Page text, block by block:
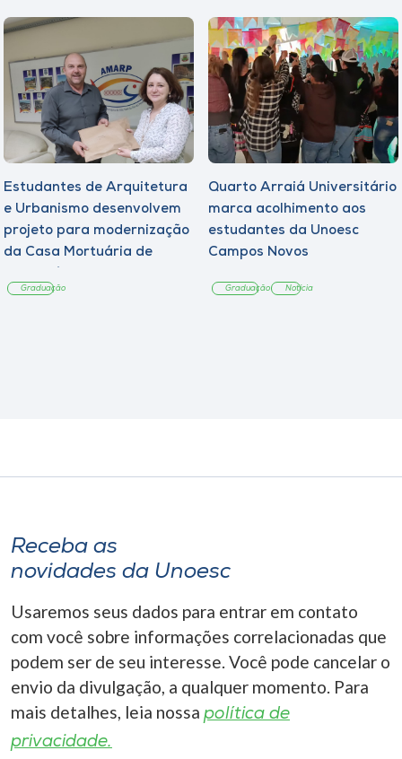
Estudantes de Arquitetura
e Urbanismo desenvolvem
projeto para modernização
da Casa Mortuária de
Graduação
Quarto Arraiá Universitário
marca acolhimento aos
estudantes da Unoesc
Campos Novos
Graduação Notícia
Receba as
novidades da Unoesc
Usaremos seus dados para entrar em contato
com você sobre informações correlacionadas que
podem ser de seu interesse. Você pode cancelar o
envio da divulgação, a qualquer momento. Para
mais detalhes, leia nossa política de
privacidade.